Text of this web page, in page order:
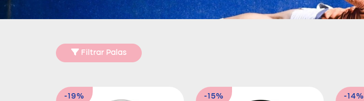
Filtrar Palas
-19% -15% -14%